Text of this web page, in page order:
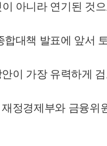
아니라 연기된 것
대책 발표에 앞서
이 가장 유력하게
정경제부와 금융